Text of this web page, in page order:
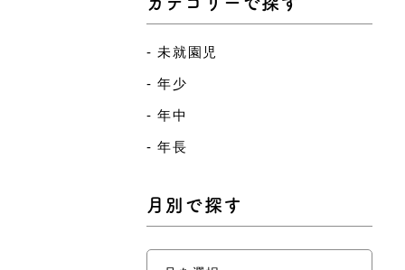
未就園児
年少
年中
年長
月別で探す